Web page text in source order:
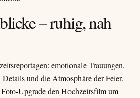
– ruhig, nah
emotionale Trauungen,
und die Atmosphäre der Feier.
Upgrade den Hochzeitsfilm um